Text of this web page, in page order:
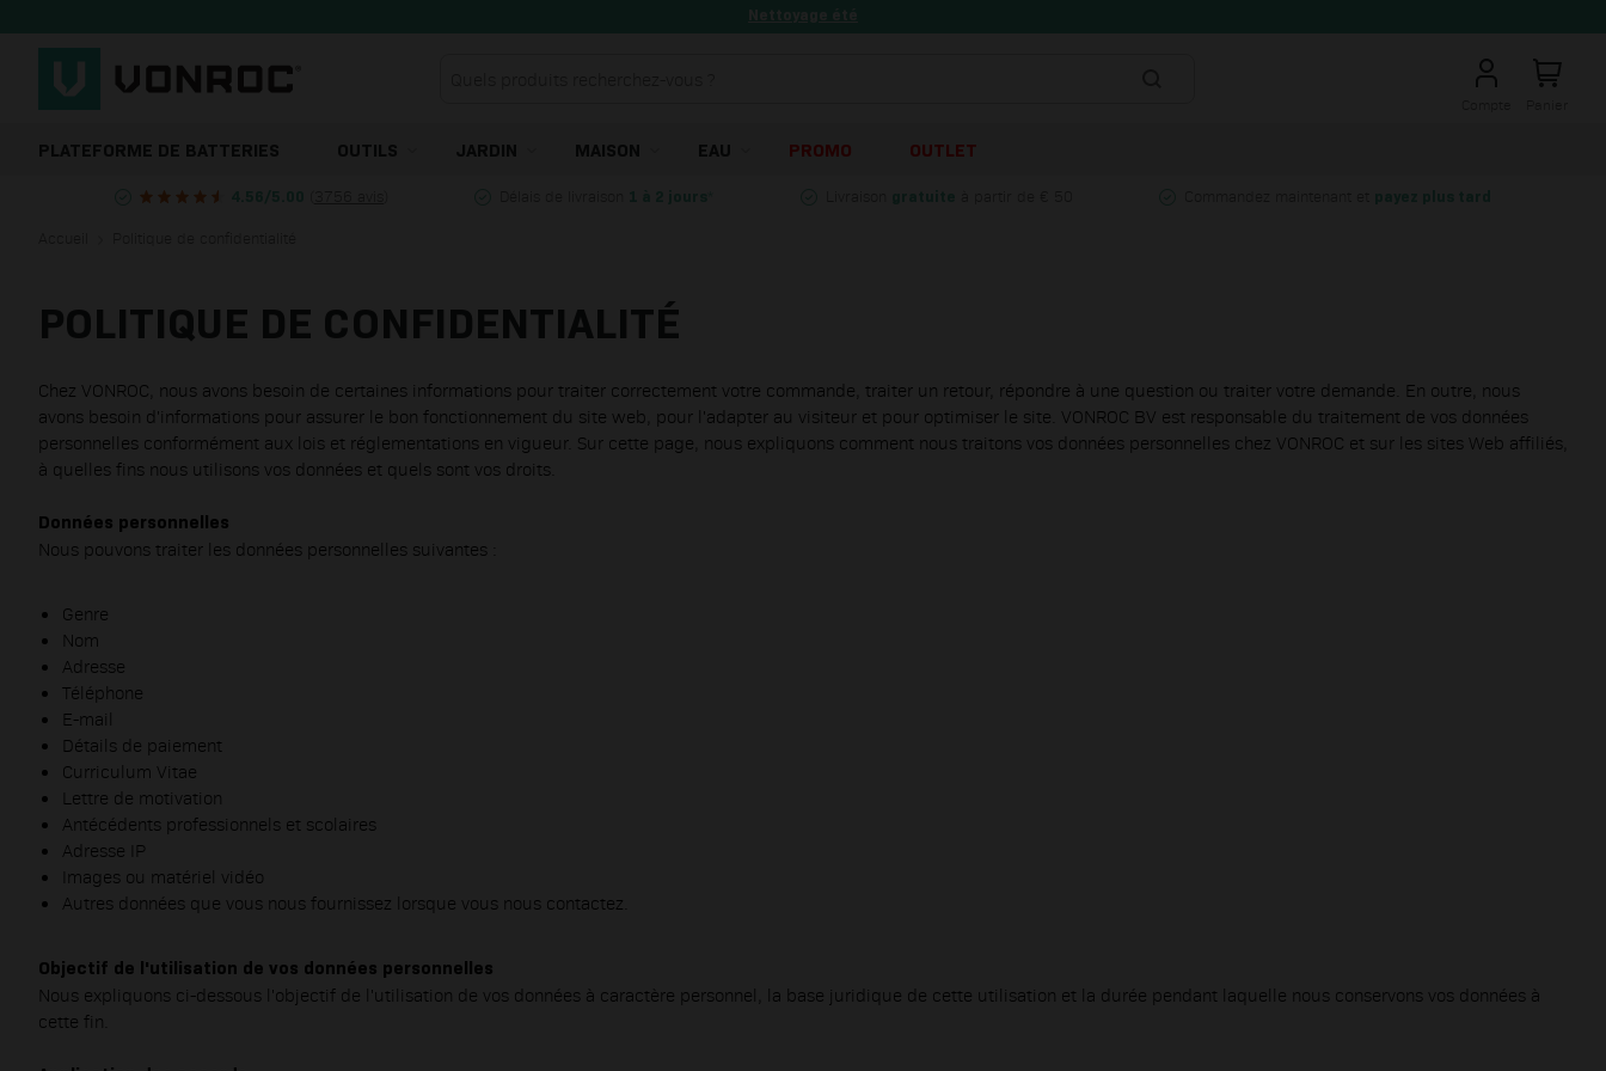
Allez au contenu
PLATEFORME DE BATTERIES OUTILS JARDIN MAISON EAU PROMO OUTLET
POLITIQUE DE CONFIDENTIALITÉ
Chez VONROC, nous avons besoin de certaines informations pour traiter correctement votre commande, traiter un retour, répondre à une question ou traiter votre demande. En outre, nous
avons besoin d'informations pour assurer le bon fonctionnement du site web, pour l'adapter au visiteur et pour optimiser le site. VONROC BV est responsable du traitement de vos données
personnelles conformément aux lois et réglementations en vigueur. Sur cette page, nous expliquons comment nous traitons vos données personnelles chez VONROC et sur les sites Web affiliés,
à quelles fins nous utilisons vos données et quels sont vos droits.
Données personnelles
Nous pouvons traiter les données personnelles suivantes :
Genre
Nom
Adresse
Téléphone
E-mail
Détails de paiement
Curriculum Vitae
Lettre de motivation
Antécédents professionnels et scolaires
Adresse IP
Images ou matériel vidéo
Autres données que vous nous fournissez lorsque vous nous contactez.
Objectif de l'utilisation de vos données personnelles
Nous expliquons ci-dessous l'objectif de l'utilisation de vos données à caractère personnel, la base juridique de cette utilisation et la durée pendant laquelle nous conservons vos données à
cette fin.